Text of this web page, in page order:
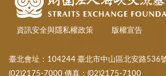
資訊安全與隱私權政策 版權宣告
臺北會址：104244 臺北市中山區北安路536
(02)2175-7000 傳真：(02)2175-7100